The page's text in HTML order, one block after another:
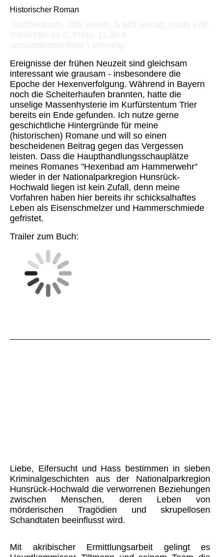
Historischer Roman
Ereignisse der frühen Neuzeit sind gleichsam
interessant wie grausam - insbesondere die
Epoche der Hexenverfolgung. Während in Bayern
noch die Scheiterhaufen brannten, hatte die
unselige Massenhysterie im Kurfürstentum Trier
bereits ein Ende gefunden. Ich nutze gerne
geschichtliche Hintergründe für meine
(historischen) Romane und will so einen
bescheidenen Beitrag gegen das Vergessen
leisten. Dass die Haupthandlungsschauplätze
meines Romanes "Hexenbad am Hammerwehr"
wieder in der Nationalparkregion Hunsrück-
Hochwald liegen ist kein Zufall, denn meine
Vorfahren haben hier bereits ihr schicksalhaftes
Leben als Eisenschmelzer und Hammerschmiede
gefristet.
Trailer zum Buch:
Liebe, Eifersucht und Hass bestimmen in sieben
Kriminalgeschichten aus der Nationalparkregion
Hunsrück-Hochwald die verworrenen Beziehungen
zwischen Menschen, deren Leben von
mörderischen Tragödien und skrupellosen
Schandtaten beeinflusst wird.
Mit akribischer Ermittlungsarbeit gelingt es